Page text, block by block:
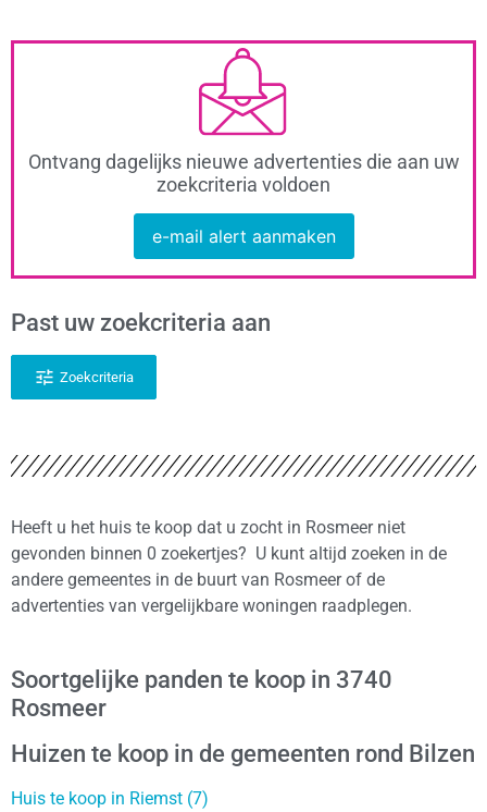
Ontvang dagelijks nieuwe advertenties die aan uw
zoekcriteria voldoen
e-mail alert aanmaken
Past uw zoekcriteria aan
Zoekcriteria
Heeft u het huis te koop dat u zocht in Rosmeer niet
gevonden binnen 0 zoekertjes? U kunt altijd zoeken in de
andere gemeentes in de buurt van Rosmeer of de
advertenties van vergelijkbare woningen raadplegen.
Soortgelijke panden te koop in 3740
Rosmeer
Huizen te koop in de gemeenten rond Bilzen
Huis te koop in Riemst (7)